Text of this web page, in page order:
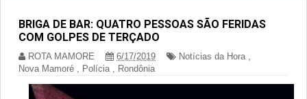
BRIGA DE BAR: QUATRO PESSOAS SÃO FERIDAS
COM GOLPES DE TERÇADO
ROTA MAMORE 6/17/2019 Notícias da Hora,
Nova Mamoré , Polícia, Rondônia